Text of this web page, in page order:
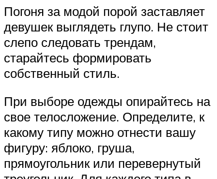
Погоня за модой порой заставляет
девушек выглядеть глупо. Не стоит
слепо следовать трендам,
старайтесь формировать
собственный стиль.
При выборе одежды опирайтесь на
свое телосложение. Определите, к
какому типу можно отнести вашу
фигуру: яблоко, груша,
прямоугольник или перевернутый